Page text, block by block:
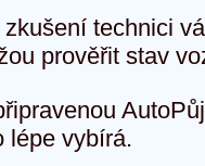
technici
prověřit stav
lépe vybírá.